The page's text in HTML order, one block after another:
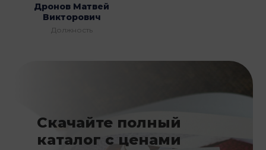
Дронов Матвей
Викторович
Должность
Скачайте полный
каталог с ценами